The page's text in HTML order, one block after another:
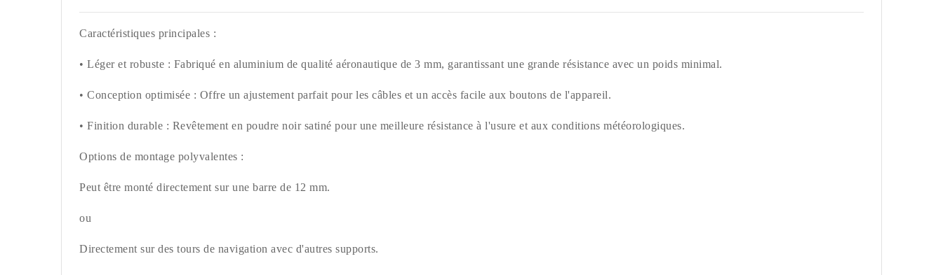
Caractéristiques principales :
• Léger et robuste : Fabriqué en aluminium de qualité aéronautique de 3 mm, garantissant une grande résistance avec un poids minimal.
• Conception optimisée : Offre un ajustement parfait pour les câbles et un accès facile aux boutons de l'appareil.
• Finition durable : Revêtement en poudre noir satiné pour une meilleure résistance à l'usure et aux conditions météorologiques.
Options de montage polyvalentes :
Peut être monté directement sur une barre de 12 mm.
ou
Directement sur des tours de navigation avec d'autres supports.